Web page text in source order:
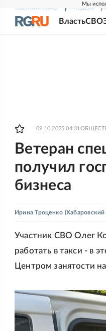
Мы
СВЕЖИЙ НОМЕР РГ-НЕДЕЛЯ
ВластьСВО
09.10.2025 04:31
Ветеран
получил
бизнеса
Ирина Троценко (Хабаровский
Участник СВО Олег
работать в такси - в
Центром занятости